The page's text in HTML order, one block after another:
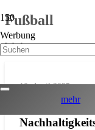
Werbung
mehr
Fußball
Werbung
10. April 2025